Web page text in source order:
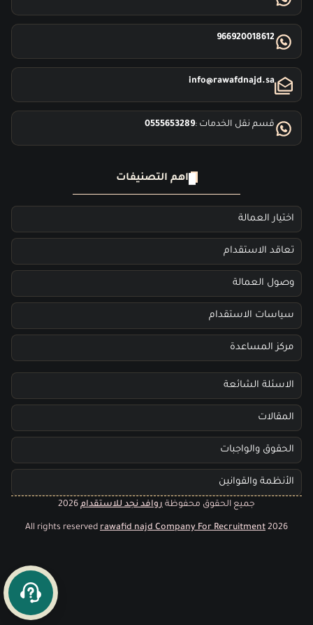
966920018612
info@rawafdnajd.sa
قسم نقل الخدمات :0555653289
اهم التصنيفات
اختيار العمالة
تعاقد الاستقدام
وصول العمالة
سياسات الاستقدام
مركز المساعدة
الاسئلة الشائعة
المقالات
الحقوق والواجبات
الأنظمة والقوانين
جميع الحقوق محفوظة روافد نجد للاستقدام
All rights reserved rawafid najd Company For Recruitment 2026